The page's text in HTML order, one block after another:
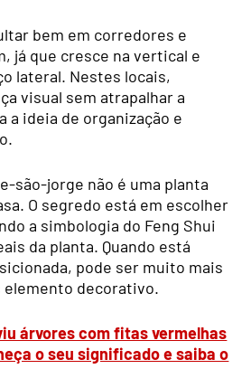
bem em corredores e
já que cresce na vertical e
lateral. Nestes locais,
visual sem atrapalhar a
a ideia de organização e
são-jorge não é uma planta
O segredo está em escolher
a simbologia do Feng Shui
da planta. Quando está
pode ser muito mais
elemento decorativo.
árvores com fitas vermelhas
o seu significado e saiba o